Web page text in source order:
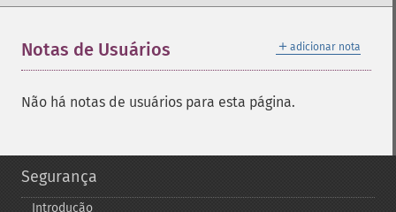
＋ adicionar nota
Notas de Usuários
Não há notas de usuários para esta página.
Segurança
Introdução